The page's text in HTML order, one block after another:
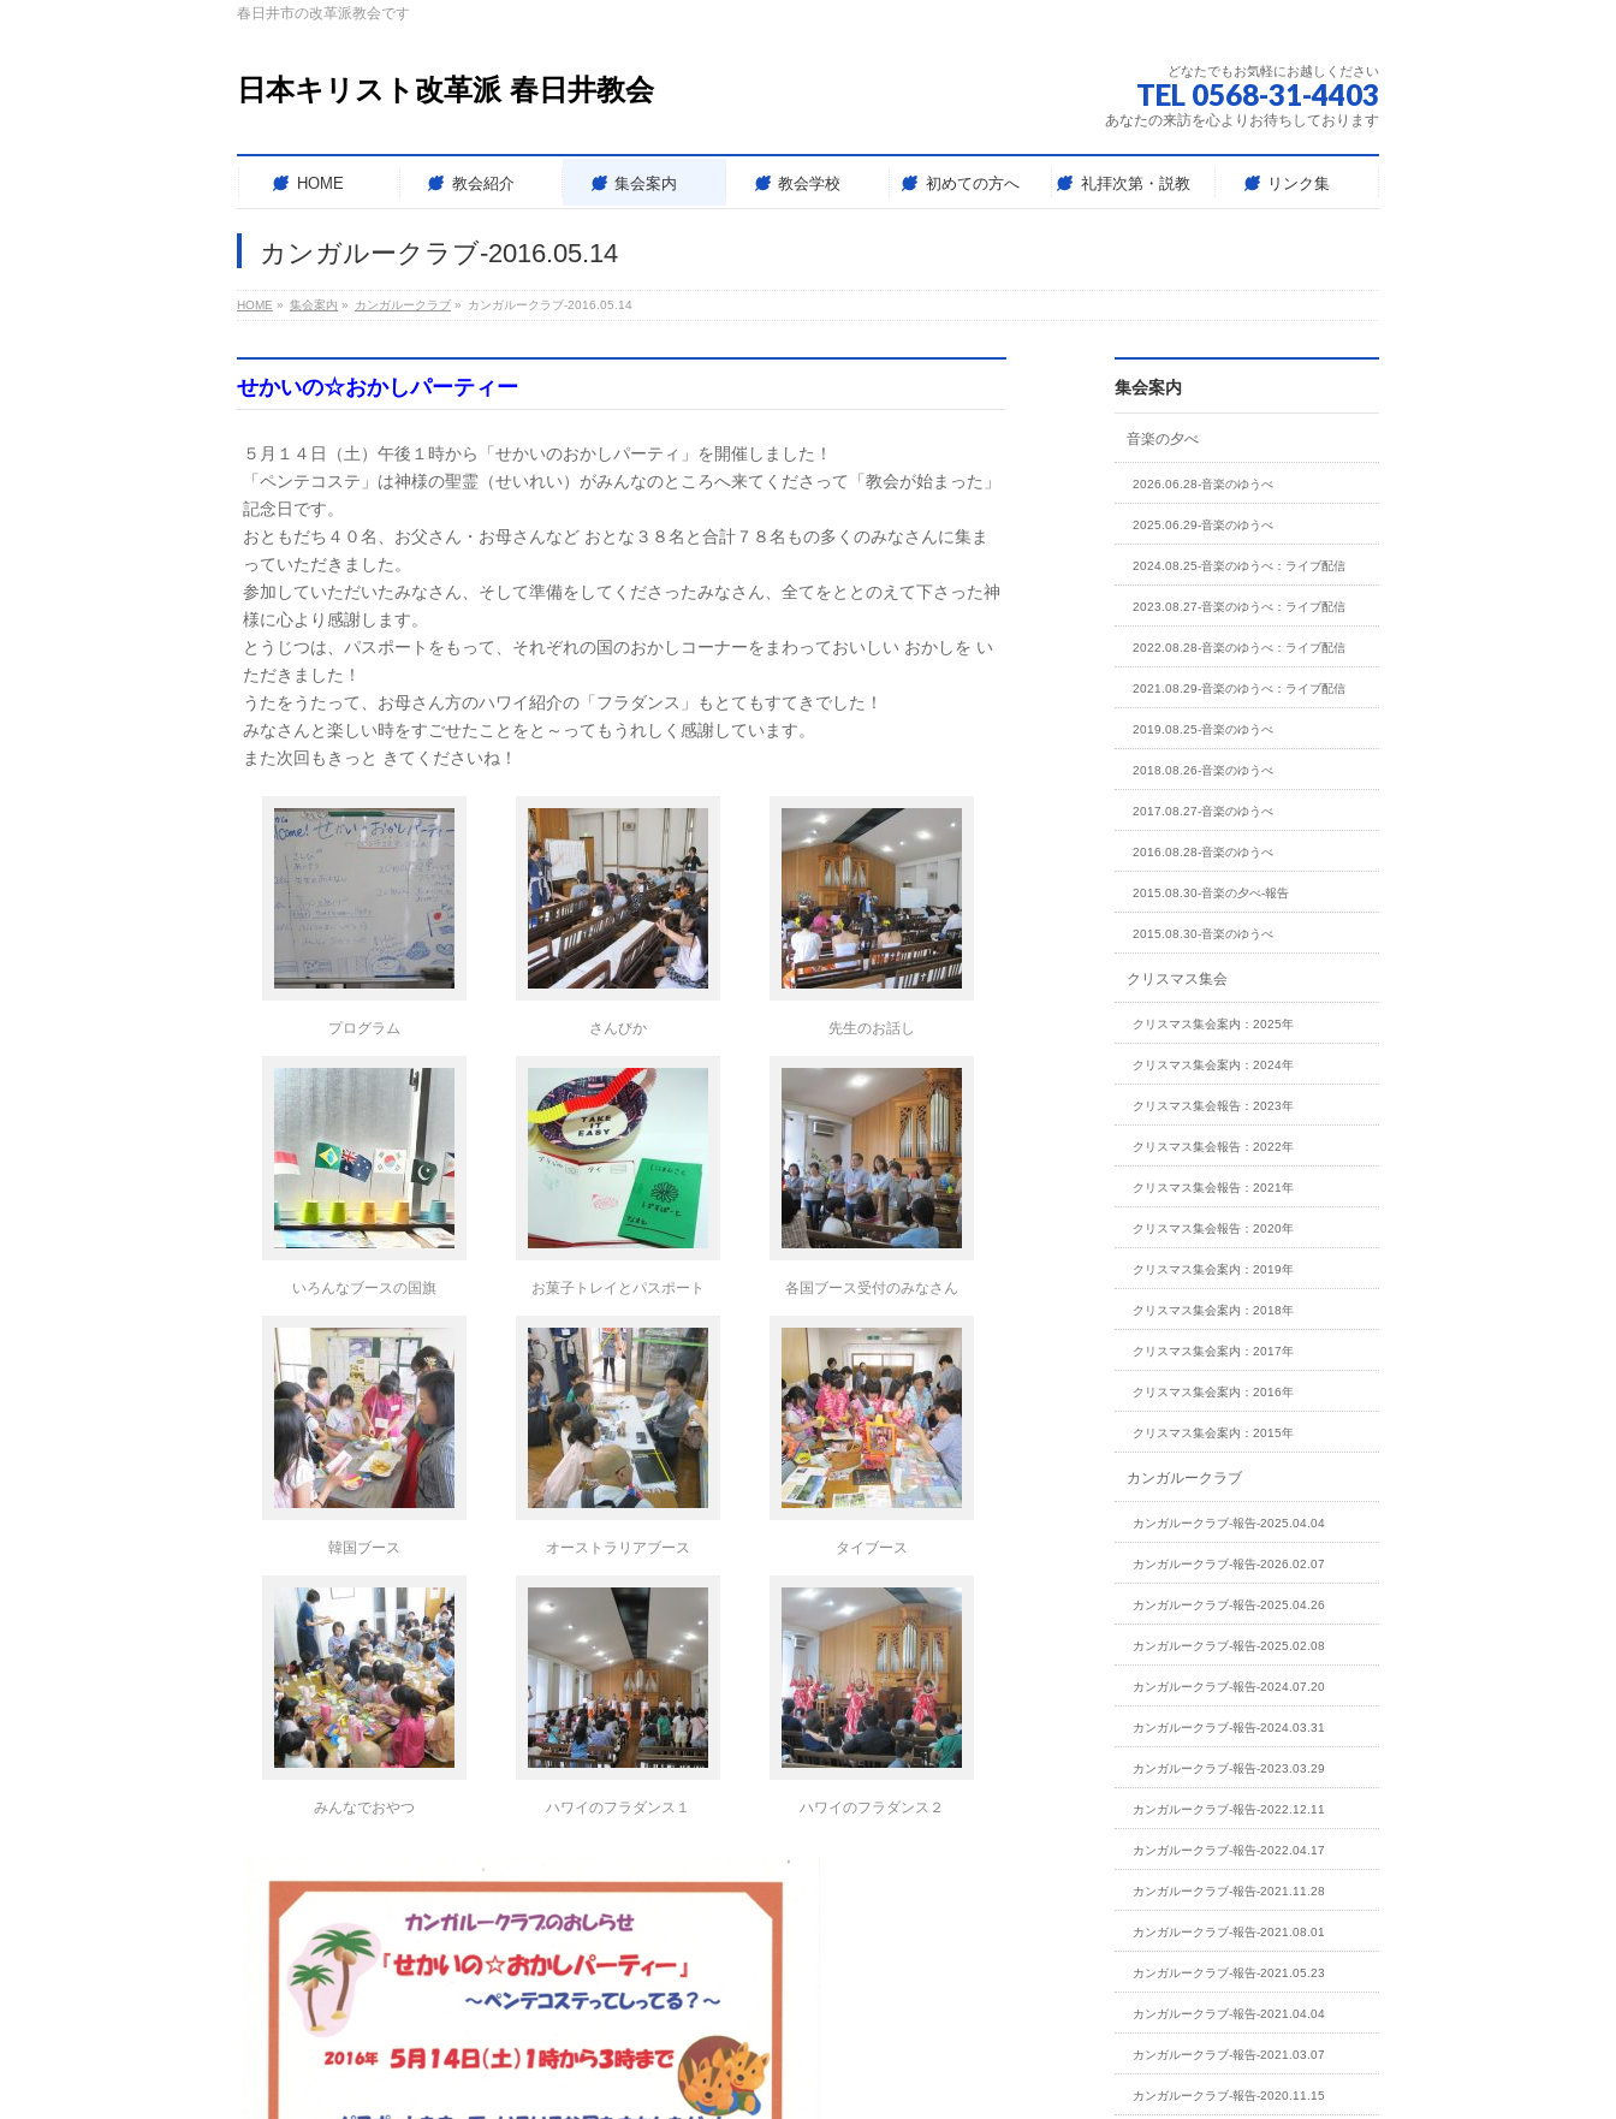
春日井市の改革派教会です
日本キリスト改革派 春日井教会
どなたでもお気軽にお越しください
TEL 0568-31-4403
あなたの来訪を心よりお待ちしております
HOME 教会紹介 集会案内 教会学校 初めての方へ 礼拝次第・説教 リンク集
カンガルークラブ-2016.05.14
HOME » 集会案内 » カンガルークラブ » カンガルークラブ-2016.05.14
せかいの☆おかしパーティー
５月１４日（土）午後１時から「せかいのおかしパーティ」を開催しました！
「ペンテコステ」は神様の聖霊（せいれい）がみんなのところへ来てくださって「教会が始まった」
記念日です。
おともだち４０名、お父さん・お母さんなど おとな３８名と合計７８名もの多くのみなさんに集ま
っていただきました。
参加していただいたみなさん、そして準備をしてくださったみなさん、全てをととのえて下さった神
様に心より感謝します。
とうじつは、パスポートをもって、それぞれの国のおかしコーナーをまわっておいしい おかしを い
ただきました！
うたをうたって、お母さん方のハワイ紹介の「フラダンス」もとてもすてきでした！
みなさんと楽しい時をすごせたことをと～ってもうれしく感謝しています。
また次回もきっと きてくださいね！
プログラム さんびか 先生のお話し
いろんなブースの国旗 お菓子トレイとパスポート 各国ブース受付のみなさん
韓国ブース オーストラリアブース タイブース
みんなでおやつ ハワイのフラダンス１ ハワイのフラダンス２
集会案内
音楽の夕べ
2026.06.28-音楽のゆうべ
2025.06.29-音楽のゆうべ
2024.08.25-音楽のゆうべ：ライブ配信
2023.08.27-音楽のゆうべ：ライブ配信
2022.08.28-音楽のゆうべ：ライブ配信
2021.08.29-音楽のゆうべ：ライブ配信
2019.08.25-音楽のゆうべ
2018.08.26-音楽のゆうべ
2017.08.27-音楽のゆうべ
2016.08.28-音楽のゆうべ
2015.08.30-音楽の夕べ-報告
2015.08.30-音楽のゆうべ
クリスマス集会
クリスマス集会案内：2025年
クリスマス集会案内：2024年
クリスマス集会報告：2023年
クリスマス集会報告：2022年
クリスマス集会報告：2021年
クリスマス集会報告：2020年
クリスマス集会案内：2019年
クリスマス集会案内：2018年
クリスマス集会案内：2017年
クリスマス集会案内：2016年
クリスマス集会案内：2015年
カンガルークラブ
カンガルークラブ-報告-2025.04.04
カンガルークラブ-報告-2026.02.07
カンガルークラブ-報告-2025.04.26
カンガルークラブ-報告-2025.02.08
カンガルークラブ-報告-2024.07.20
カンガルークラブ-報告-2024.03.31
カンガルークラブ-報告-2023.03.29
カンガルークラブ-報告-2022.12.11
カンガルークラブ-報告-2022.04.17
カンガルークラブ-報告-2021.11.28
カンガルークラブ-報告-2021.08.01
カンガルークラブ-報告-2021.05.23
カンガルークラブ-報告-2021.04.04
カンガルークラブ-報告-2021.03.07
カンガルークラブ-報告-2020.11.15